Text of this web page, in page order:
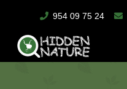
954 09 75 24